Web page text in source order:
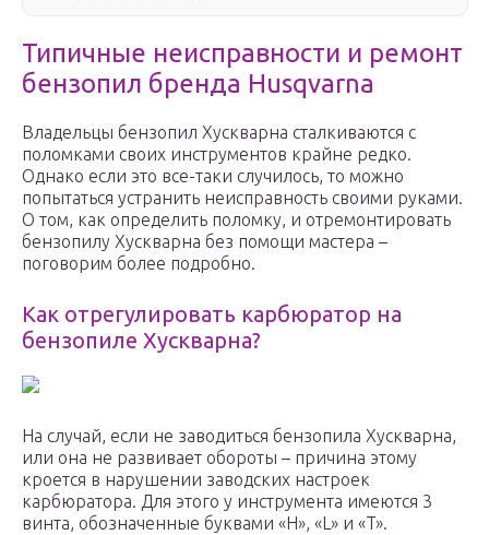
Типичные неисправности и ремонт
бензопил бренда Husqvarna
Владельцы бензопил Хускварна сталкиваются с
поломками своих инструментов крайне редко.
Однако если это все-таки случилось, то можно
попытаться устранить неисправность своими руками.
О том, как определить поломку, и отремонтировать
бензопилу Хускварна без помощи мастера –
поговорим более подробно.
Как отрегулировать карбюратор на
бензопиле Хускварна?
На случай, если не заводиться бензопила Хускварна,
или она не развивает обороты – причина этому
кроется в нарушении заводских настроек
карбюратора. Для этого у инструмента имеются 3
винта, обозначенные буквами «H», «L» и «T».